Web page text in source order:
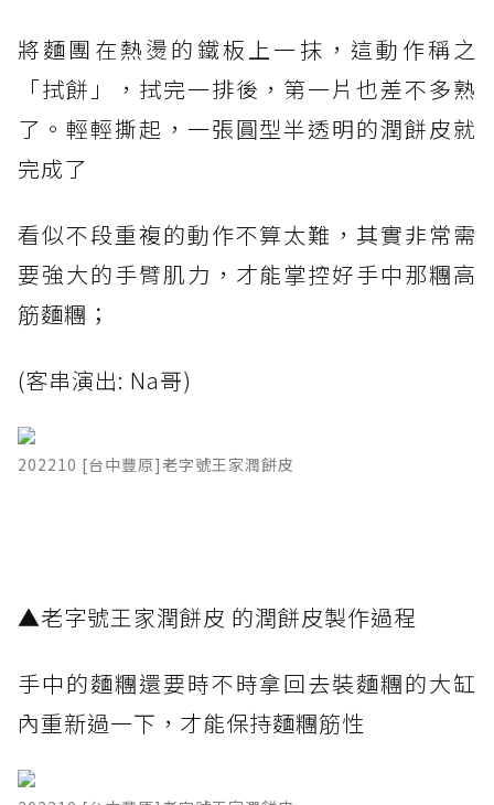
將麵團在熱燙的鐵板上一抹，這動作稱之
「拭餅」，拭完一排後，第一片也差不多熟
了。輕輕撕起，一張圓型半透明的潤餅皮就
完成了
看似不段重複的動作不算太難，其實非常需
要強大的手臂肌力，才能掌控好手中那糰高
筋麵糰；
(客串演出: Na哥)
202210 [台中豐原]老字號王家潤餅皮
▲老字號王家潤餅皮 的潤餅皮製作過程
手中的麵糰還要時不時拿回去裝麵糰的大缸
內重新過一下，才能保持麵糰筋性